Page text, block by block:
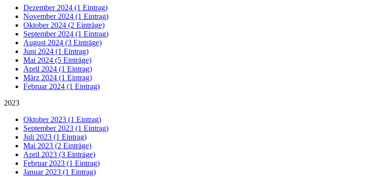
Dezember 2024 (1 Eintrag)
November 2024 (1 Eintrag)
Oktober 2024 (2 Einträge)
September 2024 (1 Eintrag)
August 2024 (3 Einträge)
Juni 2024 (1 Eintrag)
Mai 2024 (5 Einträge)
April 2024 (1 Eintrag)
März 2024 (1 Eintrag)
Februar 2024 (1 Eintrag)
2023
Oktober 2023 (1 Eintrag)
September 2023 (1 Eintrag)
Juli 2023 (1 Eintrag)
Mai 2023 (2 Einträge)
April 2023 (3 Einträge)
Februar 2023 (1 Eintrag)
Januar 2023 (1 Eintrag)